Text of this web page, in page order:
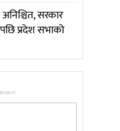
सरकार
प्रदेश सभाको